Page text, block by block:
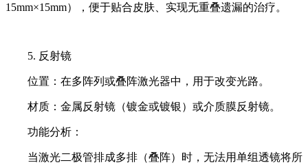
15mm×15mm），便于贴合皮肤、实现无重叠遗漏的治疗。
5. 反射镜
位置：在多阵列或叠阵激光器中，用于改变光路。
材质：金属反射镜（镀金或镀银）或介质膜反射镜。
功能分析：
当激光二极管排成多排（叠阵）时，无法用单组透镜将所